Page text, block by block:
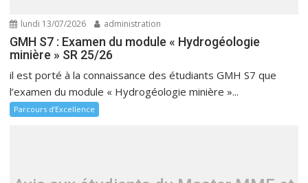
lundi 13/07/2026 administration
GMH S7 : Examen du module « Hydrogéologie
minière » SR 25/26
il est porté à la connaissance des étudiants GMH S7 que
l’examen du module « Hydrogéologie minière »...
Parcours d’Excellence